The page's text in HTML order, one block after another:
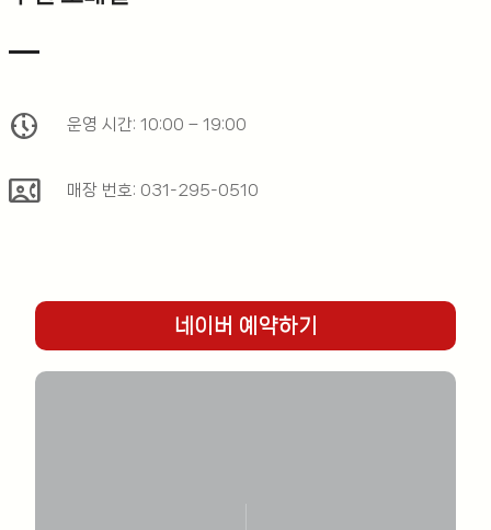
nest_clock_farsight_analog 운영 시간: 10:00 – 19:00
contact_phone 매장 번호: 031-295-0510
네이버 예약하기